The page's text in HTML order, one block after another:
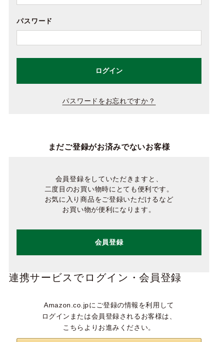
パスワード
ログイン
パスワードをお忘れですか？
まだご登録がお済みでないお客様
会員登録をしていただきますと、
二度目のお買い物時にとても便利です。
お気に入り商品をご登録いただけるなど
お買い物が便利になります。
会員登録
連携サービスでログイン・会員登録
Amazon.co.jpにご登録の情報を利用して
ログインまたは会員登録されるお客様は、
こちらよりお進みください。